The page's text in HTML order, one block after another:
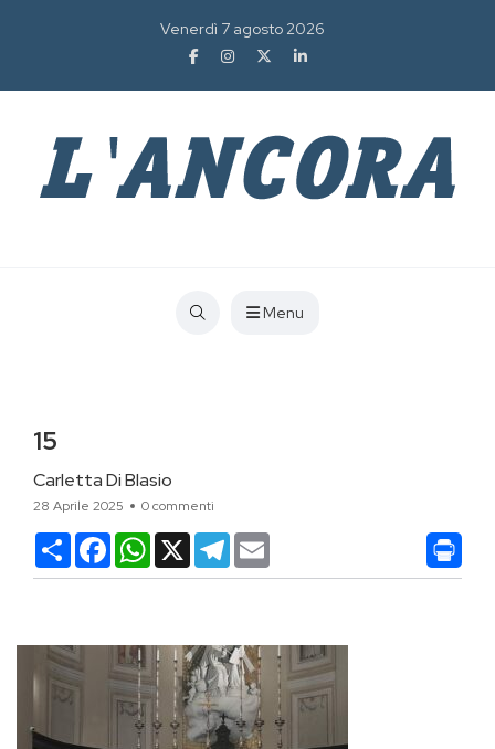
Venerdì 7 agosto 2026
Menu
15
Carletta Di Blasio
28 Aprile 2025 0 commenti
CondividiFacebookWhatsApp
X Telegram